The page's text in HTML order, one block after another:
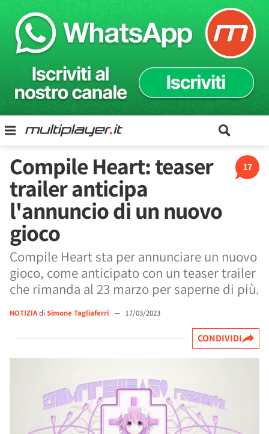
17
Compile Heart: teaser
trailer anticipa
l'annuncio di un nuovo
gioco
Compile Heart sta per annunciare un nuovo
gioco, come anticipato con un teaser trailer
che rimanda al 23 marzo per saperne di più.
NOTIZIAdi Simone Tagliaferri — 17/03/2023
CONDIVIDI